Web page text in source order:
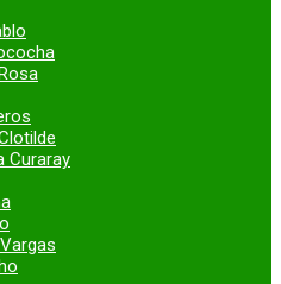
Curaray